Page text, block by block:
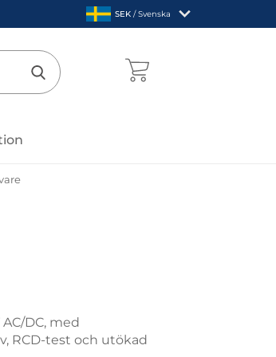
Sverige
,SEK / Svenska
Genomför sökning
DC, med
RCD-test och utökad